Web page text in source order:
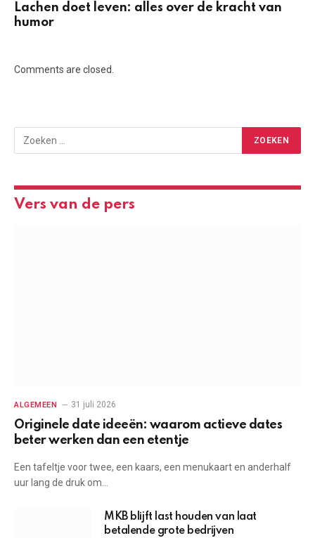
Lachen doet leven: alles over de kracht van
humor
Comments are closed.
Vers van de pers
ALGEMEEN 31 juli 2026
Originele date ideeën: waarom actieve dates
beter werken dan een etentje
Een tafeltje voor twee, een kaars, een menukaart en anderhalf
uur lang de druk om…
MKB blijft last houden van laat
betalende grote bedrijven